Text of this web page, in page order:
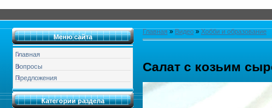
Меню сайта
Главная
Вопросы
Предложения
Категории раздела
Главная » Видео » Хобби и образование
Салат с козьим